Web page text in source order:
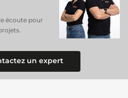
écoute pour
un expert